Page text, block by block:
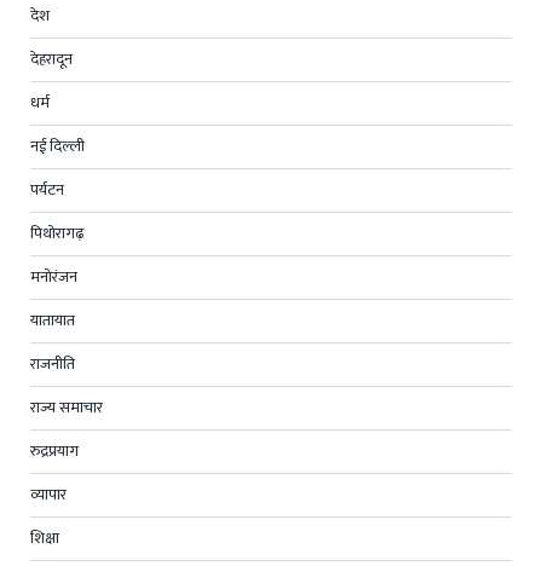
देश
देहरादून
धर्म
नई दिल्ली
पर्यटन
पिथोरागढ़
मनोरंजन
यातायात
राजनीति
राज्य समाचार
रुद्रप्रयाग
व्यापार
शिक्षा